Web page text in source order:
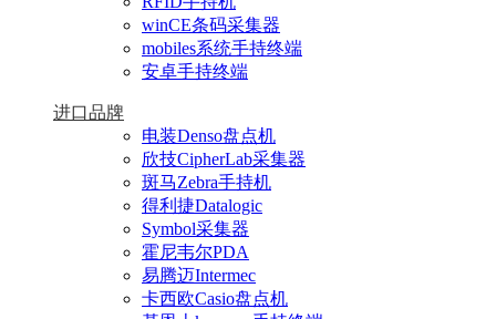
winCE条码采集器
mobiles系统手持终端
安卓手持终端
进口品牌
电装Denso盘点机
欣技CipherLab采集器
斑马Zebra手持机
得利捷Datalogic
Symbol采集器
霍尼韦尔PDA
易腾迈Intermec
卡西欧Casio盘点机